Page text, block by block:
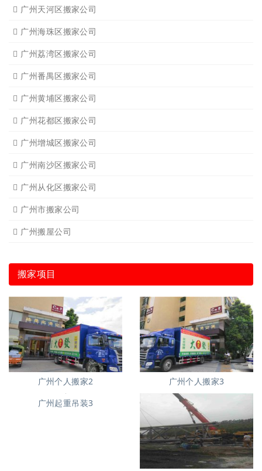
广州天河区搬家公司
广州海珠区搬家公司
广州荔湾区搬家公司
广州番禺区搬家公司
广州黄埔区搬家公司
广州花都区搬家公司
广州增城区搬家公司
广州南沙区搬家公司
广州从化区搬家公司
广州市搬家公司
广州搬屋公司
搬家项目
广州个人搬家2 广州个人搬家3